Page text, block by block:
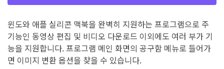
윈도와 애플 실리콘 맥북을 완벽히 지원하는 프로그램으로 주
기능인 동영상 편집 및 비디오 다운로드 이외에도 여러 부가 기
능을 지원합니다. 프로그램 메인 화면의 공구함 메뉴로 들어가
면 이미지 변환 옵션을 찾을 수 있습니다.